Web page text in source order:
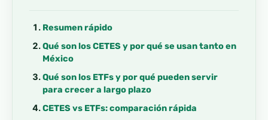
Resumen rápido
Qué son los CETES y por qué se usan tanto en
México
Qué son los ETFs y por qué pueden servir
para crecer a largo plazo
CETES vs ETFs: comparación rápida